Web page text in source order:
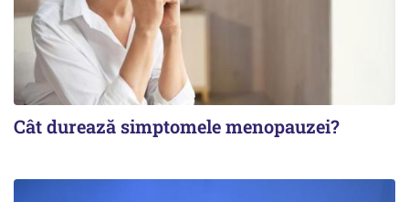
Cât durează simptomele menopauzei?